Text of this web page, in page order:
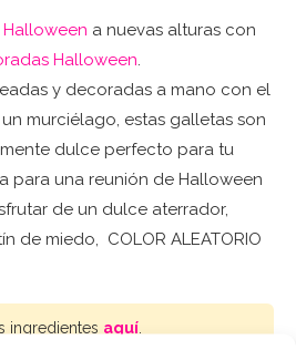
Halloween a nuevas alturas con
Halloween.
y decoradas a mano con el
murciélago, estas galletas son
dulce perfecto para tu
para una reunión de Halloween
de un dulce aterrador,
de miedo, COLOR ALEATORIO
ingredientes aquí.